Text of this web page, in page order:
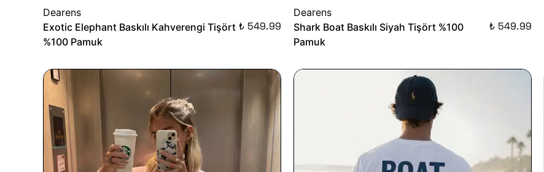
Dearens
Exotic Elephant Baskılı Kahverengi Tişört
%100 Pamuk
₺ 549.99
Dearens
Shark Boat Baskılı Siyah Tişört %100
Pamuk
₺ 549.99